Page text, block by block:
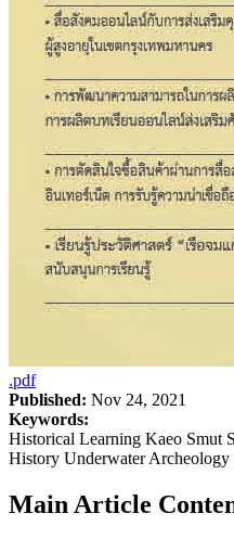
.pdf
Published: Nov 24, 2021
Keywords:
Historical Learning Kaeo Smut
History Underwater Archeology
Main Article